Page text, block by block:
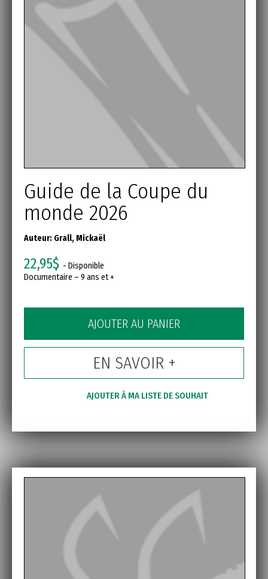
Guide de la Coupe du
monde 2026
Auteur: Grall, Mickaël
22,95$ - Disponible
Documentaire – 9 ans et +
AJOUTER AU PANIER
EN SAVOIR +
AJOUTER À MA LISTE DE SOUHAIT